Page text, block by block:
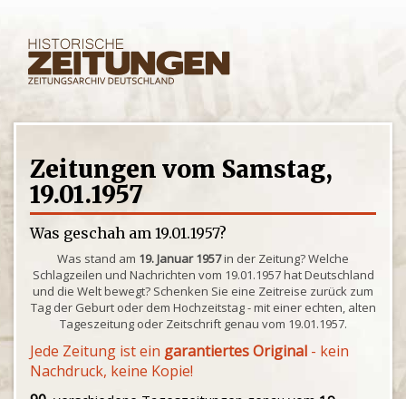
Zeitungen vom Samstag,
19.01.1957
Was geschah am 19.01.1957?
Was stand am 19. Januar 1957in der Zeitung? Welche
Schlagzeilen und Nachrichten vom 19.01.1957 hat Deutschland
und die Welt bewegt? Schenken Sie eine Zeitreise zurück zum
Tag der Geburt oder dem Hochzeitstag - mit einer echten, alten
Tageszeitung oder Zeitschrift genau vom 19.01.1957.
Jede Zeitung ist ein garantiertes Original - kein
Nachdruck, keine Kopie!